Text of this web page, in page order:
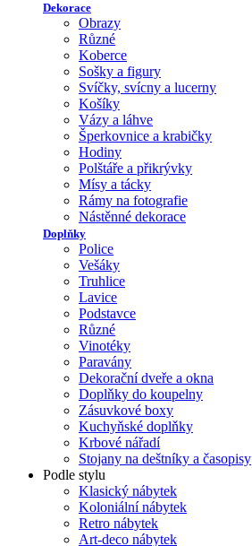
Dekorace
Obrazy
Různé
Koberce
Sošky a figury
Svíčky, svícny a lucerny
Košíky
Vázy a láhve
Šperkovnice a krabičky
Hodiny
Polštáře a přikrývky
Mísy a tácky
Rámy na fotografie
Nástěnné dekorace
Doplňky
Police
Vešáky
Truhlice
Lavice
Podstavce
Různé
Vinotéky
Paravány
Dekorační dveře a okna
Doplňky do koupelny
Zásuvkové boxy
Kuchyňské doplňky
Krbové nářadí
Stojany na deštníky a časopisy
Podle stylu
Klasický nábytek
Koloniální nábytek
Retro nábytek
Art-deco nábytek